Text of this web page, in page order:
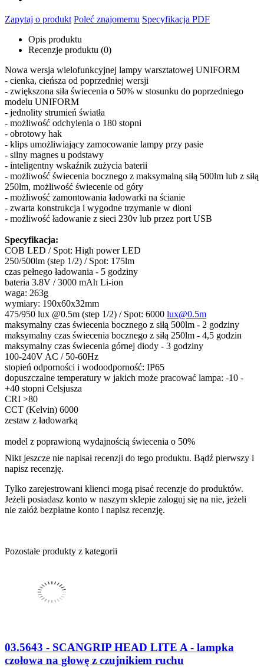
Zapytaj o produkt Poleć znajomemu Specyfikacja PDF
Opis produktu
Recenzje produktu (0)
Nowa wersja wielofunkcyjnej lampy warsztatowej UNIFORM
- cienka, cieńsza od poprzedniej wersji
- zwiększona siła świecenia o 50% w stosunku do poprzedniego
modelu UNIFORM
- jednolity strumień światła
- możliwość odchylenia o 180 stopni
- obrotowy hak
- klips umożliwiający zamocowanie lampy przy pasie
- silny magnes u podstawy
- inteligentny wskaźnik zużycia baterii
- możliwość świecenia bocznego z maksymalną siłą 500lm lub z siłą
250lm, możliwość świecenie od góry
- możliwość zamontowania ładowarki na ścianie
- zwarta konstrukcja i wygodne trzymanie w dłoni
- możliwość ładowanie z sieci 230v lub przez port USB
Specyfikacja:
COB LED / Spot: High power LED
250/500lm (step 1/2) / Spot: 175lm
czas pełnego ładowania - 5 godziny
bateria 3.8V / 3000 mAh Li-ion
waga: 263g
wymiary: 190x60x32mm
475/950 lux @0.5m (step 1/2) / Spot: 6000 lux@0.5m
maksymalny czas świecenia bocznego z siłą 500lm - 2 godziny
maksymalny czas świecenia bocznego z siłą 250lm - 4,5 godzin
maksymalny czas świecenia górnej diody - 3 godziny
100-240V AC / 50-60Hz
stopień odporności i wodoodporność: IP65
dopuszczalne temperatury w jakich może pracować lampa: -10 -
+40 stopni Celsjusza
CRI >80
CCT (Kelvin) 6000
zestaw z ładowarką
model z poprawioną wydajnością świecenia o 50%
Nikt jeszcze nie napisał recenzji do tego produktu. Bądź pierwszy i
napisz recenzję.
Tylko zarejestrowani klienci mogą pisać recenzje do produktów.
Jeżeli posiadasz konto w naszym sklepie zaloguj się na nie, jeżeli
nie załóż bezpłatne konto i napisz recenzję.
Pozostałe produkty z kategorii
03.5643 - SCANGRIP HEAD LITE A - lampka
czołowa na głowę z czujnikiem ruchu